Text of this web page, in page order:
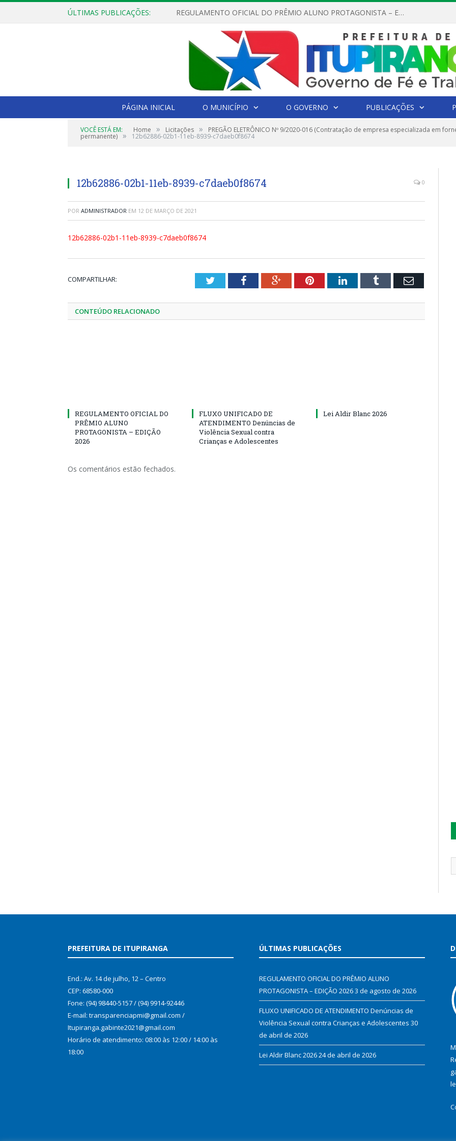
ÚLTIMAS PUBLICAÇÕES: REGULAMENTO OFICIAL DO PRÊMIO ALUNO PROTAGONISTA – EDIÇÃO 2026
PÁGINA INICIAL O MUNICÍPIO O GOVERNO PUBLICAÇÕES
VOCÊ ESTÁ EM: Home » Licitações » PREGÃO ELETRÔNICO Nº 9/2020-016 (Contratação de empresa especializada em
permanente) » 12b62886-02b1-11eb-8939-c7daeb0f8674
12b62886-02b1-11eb-8939-c7daeb0f8674 0
POR ADMINISTRADOR EM 12 DE MARÇO DE 2021
12b62886-02b1-11eb-8939-c7daeb0f8674
COMPARTILHAR: TwitterFacebookGoogle+PinterestLinkedInTumblr Email
CONTEÚDO RELACIONADO
REGULAMENTO OFICIAL DO
PRÊMIO ALUNO
PROTAGONISTA – EDIÇÃO
2026
FLUXO UNIFICADO DE
ATENDIMENTO Denúncias de
Violência Sexual contra
Crianças e Adolescentes
Lei Aldir Blanc 2026
Os comentários estão fechados.
PREFEITURA DE ITUPIRANGA
End.: Av. 14 de julho, 12 – Centro
CEP: 68580-000
Fone: (94) 98440-5157 / (94) 9914-92446
E-mail: transparenciapmi@gmail.com /
Itupiranga.gabinte2021@gmail.com
Horário de atendimento: 08:00 às 12:00 / 14:00 às
18:00
ÚLTIMAS PUBLICAÇÕES
REGULAMENTO OFICIAL DO PRÊMIO ALUNO
PROTAGONISTA – EDIÇÃO 20263 de agosto de 2026
FLUXO UNIFICADO DE ATENDIMENTO Denúncias de
Violência Sexual contra Crianças e Adolescentes 30
de abril de 2026
Lei Aldir Blanc 202624 de abril de 2026